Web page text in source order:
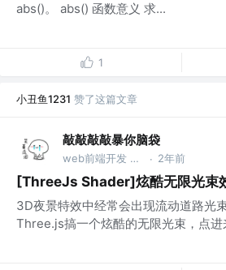
abs()。 abs() 函数意义 求...
1
小丑鱼1231 赞了这篇文章
敲敲敲敲暴你脑袋
web前端开发 @可视化 · 2年前
[ThreeJs Shader]炫酷无限光束
3D夜景特效中经常会出现流动道路光
Three.js搞一个炫酷的无限光束，点进